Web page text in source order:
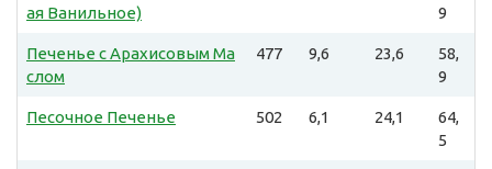
ая Ванильное)
9
Печенье с Арахисовым Ма
слом
477 9,6 23,6
58,
9
Песочное Печенье 502 6,1 24,1
64,
5